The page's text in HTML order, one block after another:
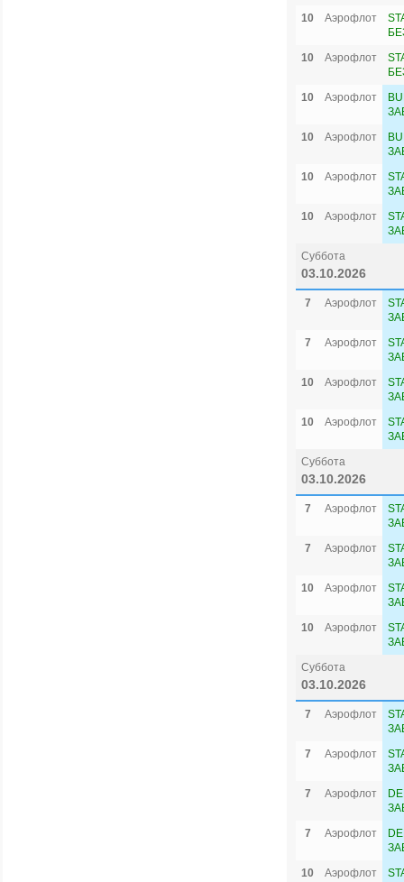
10
Аэрофлот
10
Аэрофлот
10
Аэрофлот
10
Аэрофлот
10
Аэрофлот
10
Аэрофлот
Суббота
03.10.2026
7 Аэрофлот
7
Аэрофлот
10
Аэрофлот
10
Аэрофлот
Суббота
03.10.2026
7 Аэрофлот
7
Аэрофлот
10
Аэрофлот
10
Аэрофлот
Суббота
03.10.2026
7 Аэрофлот
7
Аэрофлот
7
Аэрофлот
7
Аэрофлот
10
Аэрофлот